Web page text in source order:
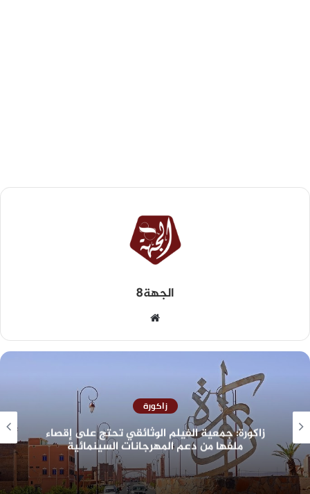
الجهة8
زاكورة
زاكورة: جمعية الفيلم الوثائقي تحتج على إقصاء
ملفها من دعم المهرجانات السينمائية